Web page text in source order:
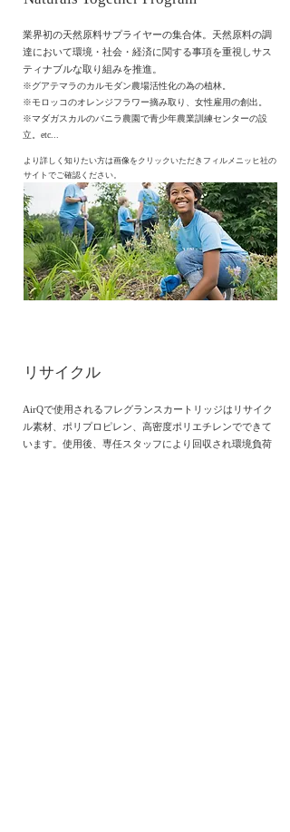
業界初の天然原料サプライヤーの集合体。天然原料の調
達において環境・社会・経済に関する事項を重視しサス
ティナブルな取り組みを推進。
※グアテマラのカルモダン農場活性化の為の植林。
※モロッコのオレンジフラワー摘み取り、女性雇用の創出。
​※マダガスカルのバニラ農園で青少年農業訓練センターの設
立。etc...
より詳しく知りたい方は画像を クリックいただき フィルメニッヒ社の
サイトでご確認ください。
​リサイクル
​AirQで使用されるフレグランスカートリッジはリサイク
ル素材、ポリプロピレン、高密度ポリエチレンでできて
います。使用後、専任スタッフにより回収され環境負荷